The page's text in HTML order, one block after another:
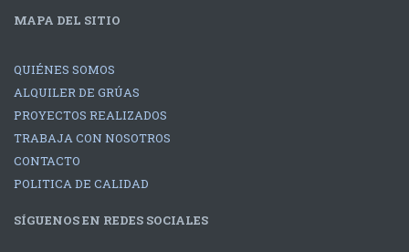
Acondicionado
220tns Terex
Explorer 5800
MAPA DEL SITIO
QUIÉNES SOMOS
ALQUILER DE GRÚAS
PROYECTOS REALIZADOS
TRABAJA CON NOSOTROS
CONTACTO
POLITICA DE CALIDAD
SÍGUENOS EN REDES SOCIALES